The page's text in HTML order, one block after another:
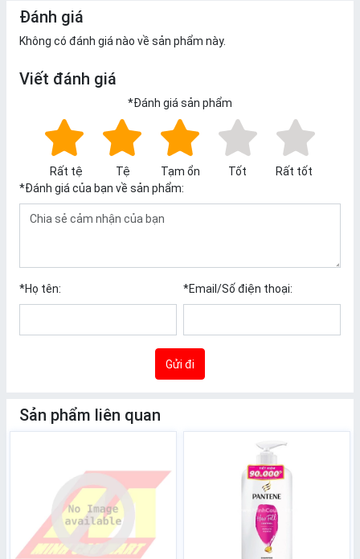
Đánh giá
Không có đánh giá nào về sản phẩm này.
Viết đánh giá
*Đánh giá sản phẩm
Rất tệ Tệ Tạm ổn Tốt
Rất tốt
*Đánh giá của bạn về sản phẩm:
*Họ tên: *Email/Số điện thoại:
Gửi đi
Sản phẩm liên quan